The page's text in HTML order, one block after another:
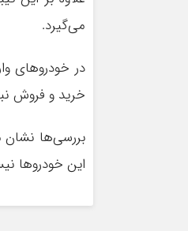
می‌گیرد.
در خودروهای
خرید و فروش
بررسی‌ها نشان
این خودروها